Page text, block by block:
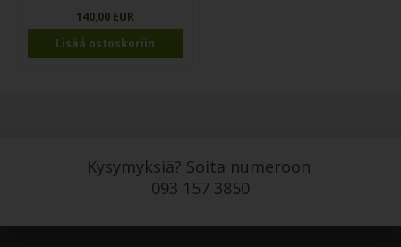
140,00 EUR
Kysymyksiä? Soita numeroon
093 157 3850